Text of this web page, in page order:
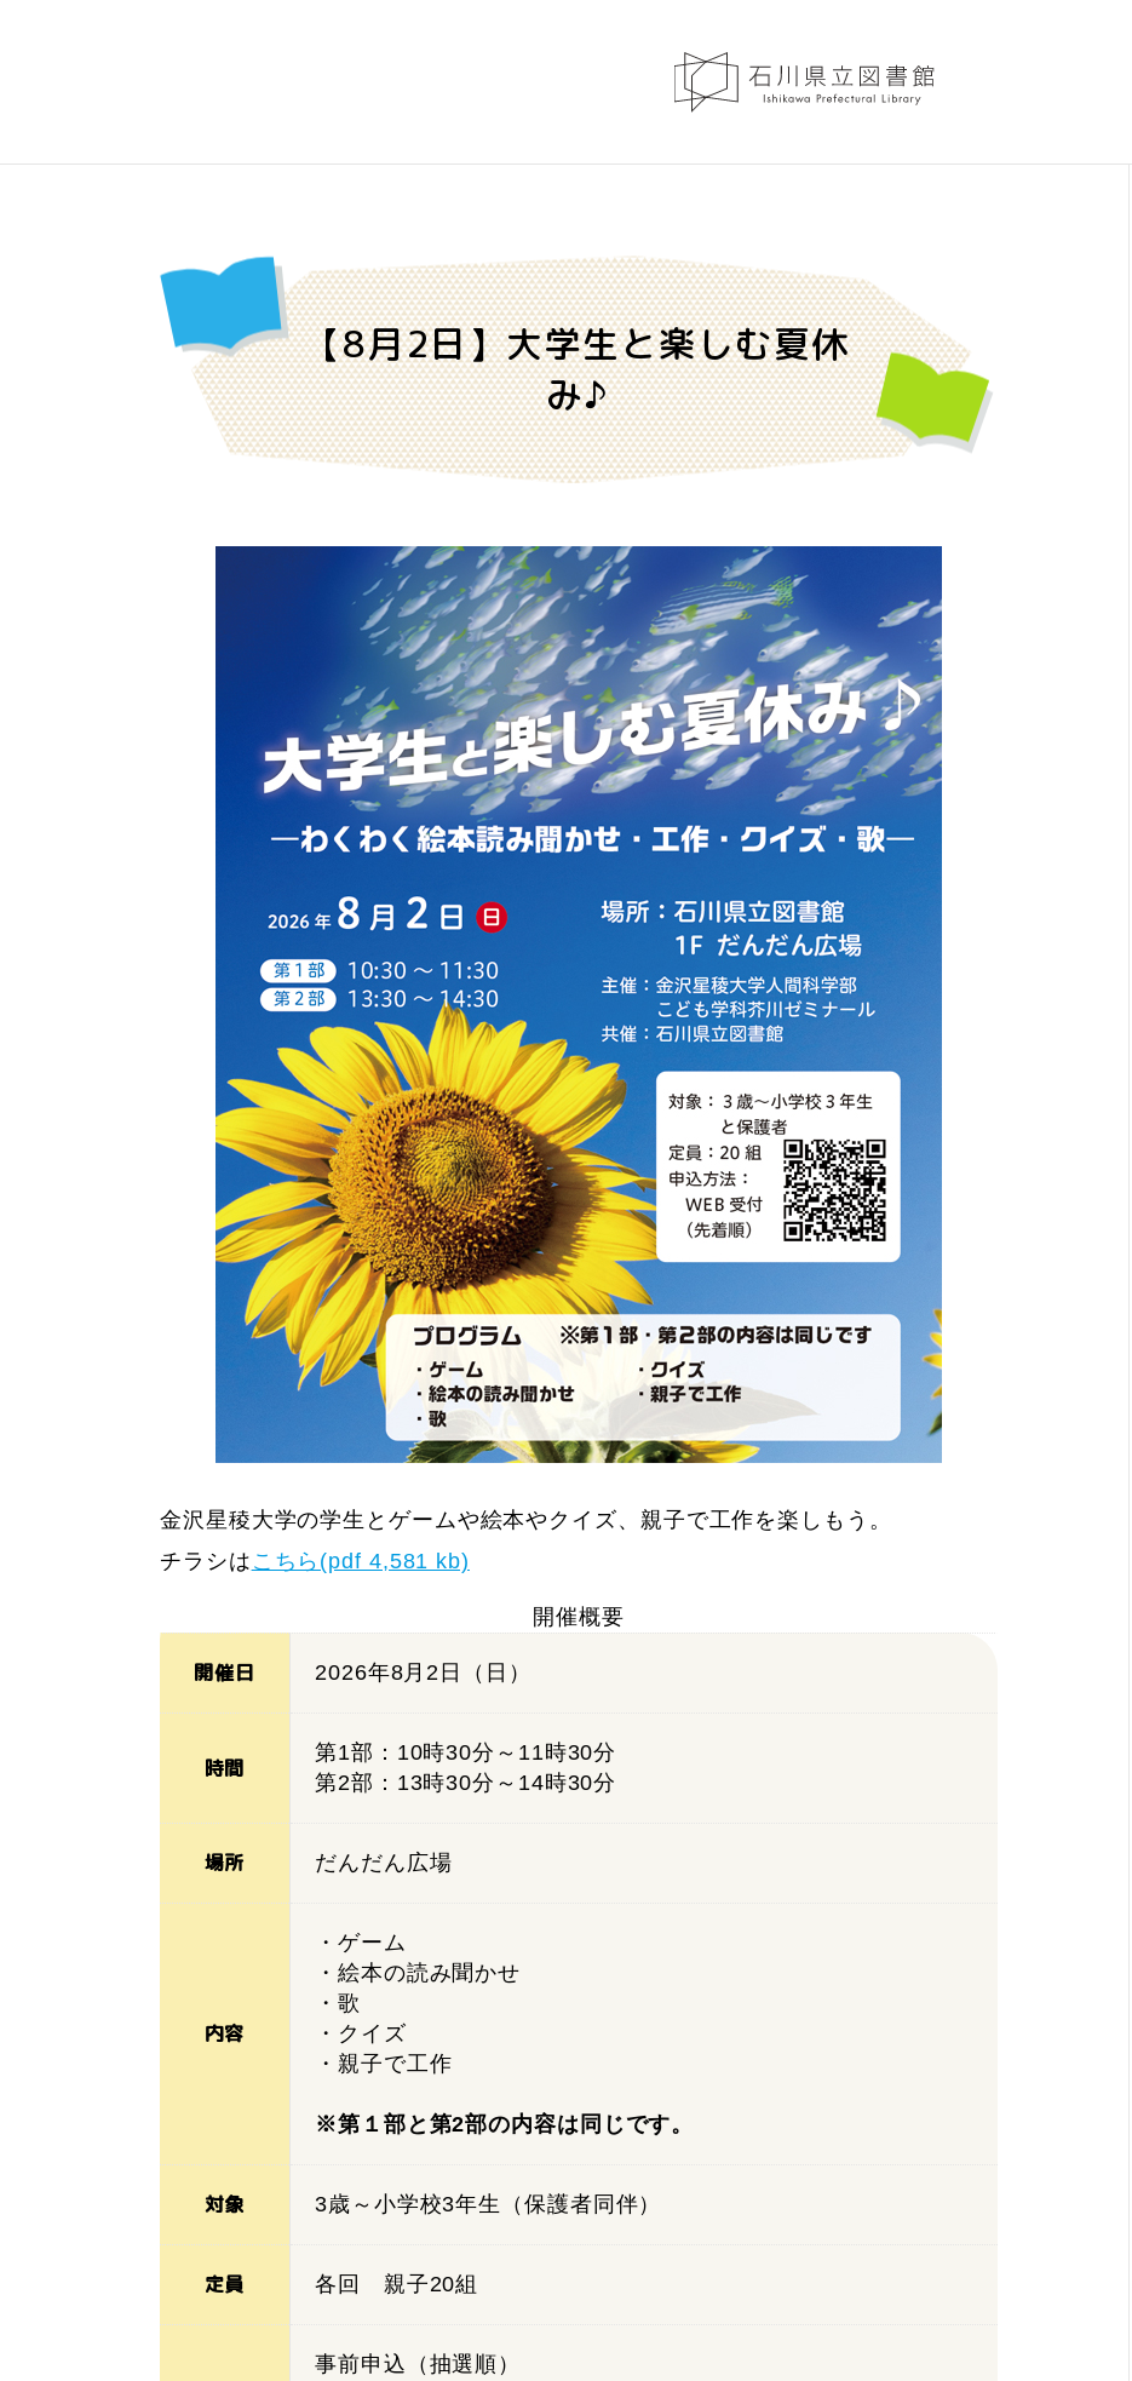
【8月2日】大学生と楽しむ夏休
み♪
金沢星稜大学の学生とゲームや絵本やクイズ、親子で工作を楽しもう。
チラシは こちら(pdf 4,581 kb)
開催概要
開催日 2026年8月2日（日）
時間
第1部：10時30分～11時30分
第2部：13時30分～14時30分
場所 だんだん広場
内容
・ゲーム
・絵本の読み聞かせ
・歌
・クイズ
・親子で工作
※第１部と第2部の内容は同じです。
対象 3歳～小学校3年生（保護者同伴）
定員 各回 親子20組
事前申込（抽選順）